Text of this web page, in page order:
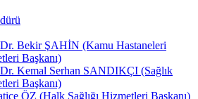
Bekir ŞAHİN (Kamu Hastaneleri
Başkanı)
Kemal Serhan SANDIKÇI (Sağlık
Başkanı)
ÖZ (Halk Sağlığı Hizmetleri Başkanı)